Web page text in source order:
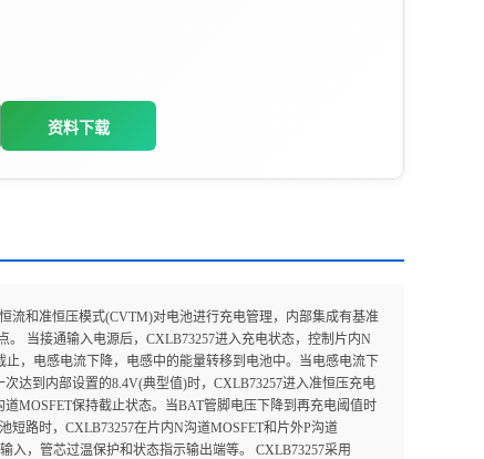
资料下载
流和准恒压模式(CVTM)对电池进行充电管理，内部集成有基准
当接通输入电源后，CXLB73257进入充电状态，控制片内N
，电感电流下降，电感中的能量转移到电池中。当电感电流下
达到内部设置的8.4V(典型值)时，CXLB73257进入准恒压充电
MOSFET保持截止状态。当BAT管脚电压下降到再充电阈值时
短路时，CXLB73257在片内N沟道MOSFET和片外P沟道
入，管芯过温保护和状态指示输出端等。 CXLB73257采用